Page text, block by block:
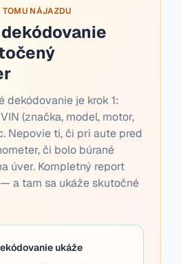
TOMU NÁJAZDU
dekódovanie je krok 1:
(značka, model, motor,
Nepovie ti, či pri aute pred
či bolo búrané
úver. Kompletný report
a tam sa ukáže skutočné
ukáže